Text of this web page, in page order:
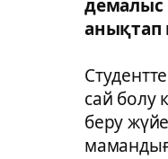
демалыс
анықтап
сай болу
беру